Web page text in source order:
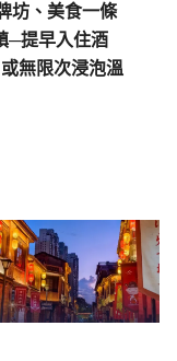
坊、美食一條
─提早入住酒
無限次浸泡溫